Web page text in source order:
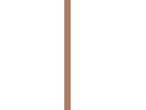
무역을 하려면 어
자격시험에는 어떤
포인트는 무엇일까